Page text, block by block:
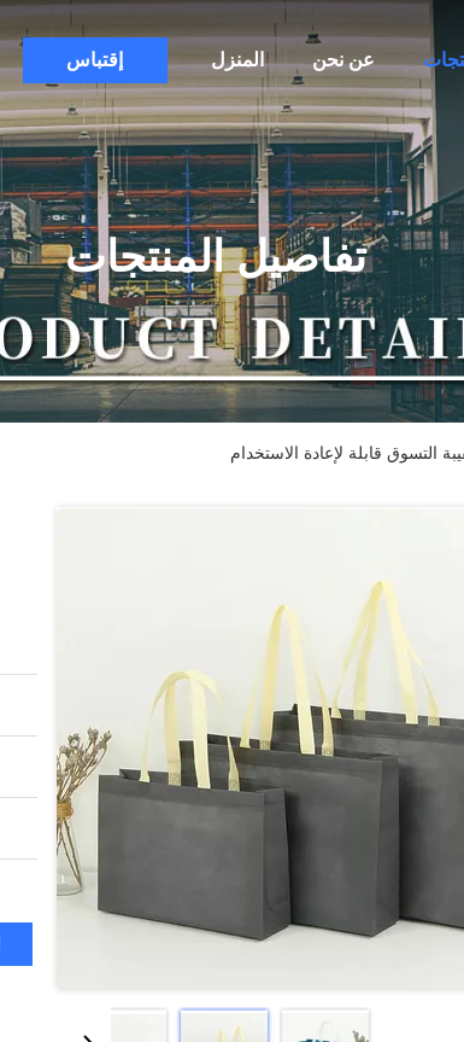
المنزل عن نحن إقتباس
تفاصيل المنتجات
التسوق قابلة لإعادة الاستخدام